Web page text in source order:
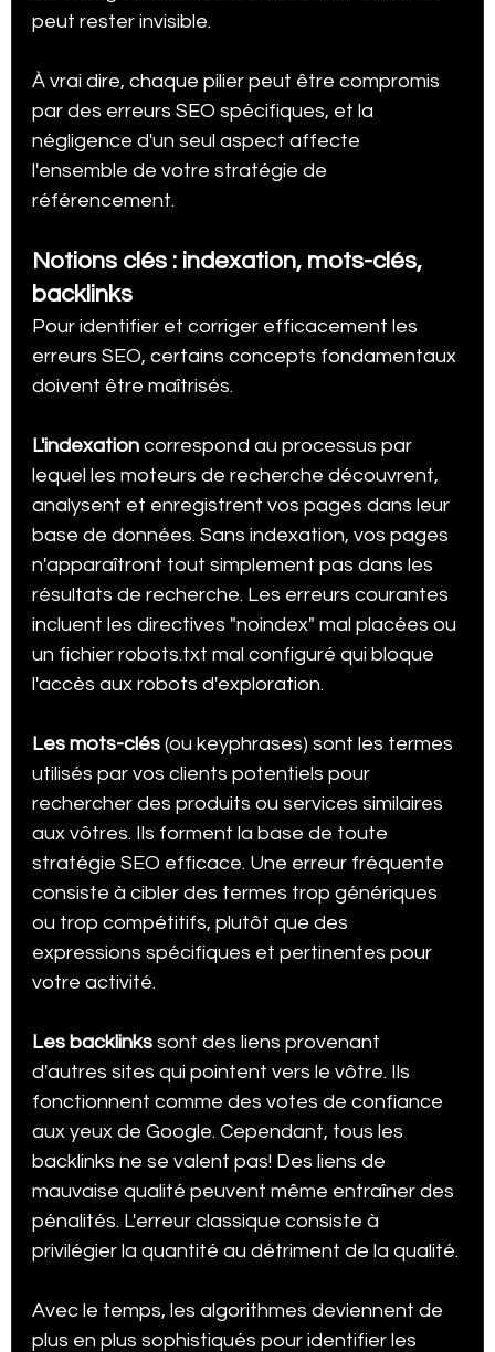
peut rester invisible.
À vrai dire, chaque pilier peut être compromis
par des erreurs SEO spécifiques, et la
négligence d'un seul aspect affecte
l'ensemble de votre stratégie de
référencement.
Notions clés : indexation, mots-clés,
backlinks
Pour identifier et corriger efficacement les
erreurs SEO, certains concepts fondamentaux
doivent être maîtrisés.
L'indexation correspond au processus par
lequel les moteurs de recherche découvrent,
analysent et enregistrent vos pages dans leur
base de données. Sans indexation, vos pages
n'apparaîtront tout simplement pas dans les
résultats de recherche. Les erreurs courantes
incluent les directives "noindex" mal placées ou
un fichier robots.txt mal configuré qui bloque
l'accès aux robots d'exploration.
Les mots-clés (ou keyphrases) sont les termes
utilisés par vos clients potentiels pour
rechercher des produits ou services similaires
aux vôtres. Ils forment la base de toute
stratégie SEO efficace. Une erreur fréquente
consiste à cibler des termes trop génériques
ou trop compétitifs, plutôt que des
expressions spécifiques et pertinentes pour
votre activité.
Les backlinks sont des liens provenant
d'autres sites qui pointent vers le vôtre. Ils
fonctionnent comme des votes de confiance
aux yeux de Google. Cependant, tous les
backlinks ne se valent pas! Des liens de
mauvaise qualité peuvent même entraîner des
pénalités. L'erreur classique consiste à
privilégier la quantité au détriment de la qualité.
Avec le temps, les algorithmes deviennent de
plus en plus sophistiqués pour identifier les